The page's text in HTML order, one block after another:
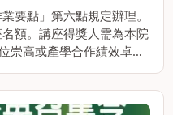
要點」第六點規定辦理。
額。講座得獎人需為本院
崇高或產學合作績效卓著
域提出報告。任期屆滿兩
。